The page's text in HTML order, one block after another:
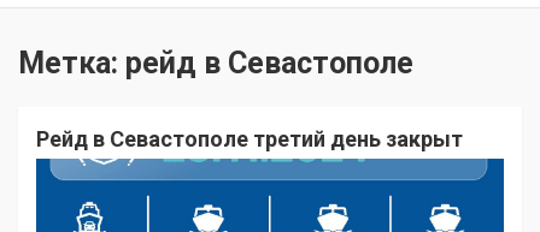
Метка: рейд в Севастополе
Рейд в Севастополе третий день закрыт